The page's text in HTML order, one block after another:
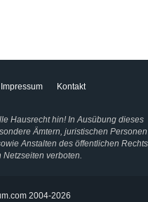
Impressum Kontakt
Hausrecht hin! In Ausübung dieses
Ämtern, juristischen Personen
Anstalten des öffentlichen Rechts
verboten.
2004-2026